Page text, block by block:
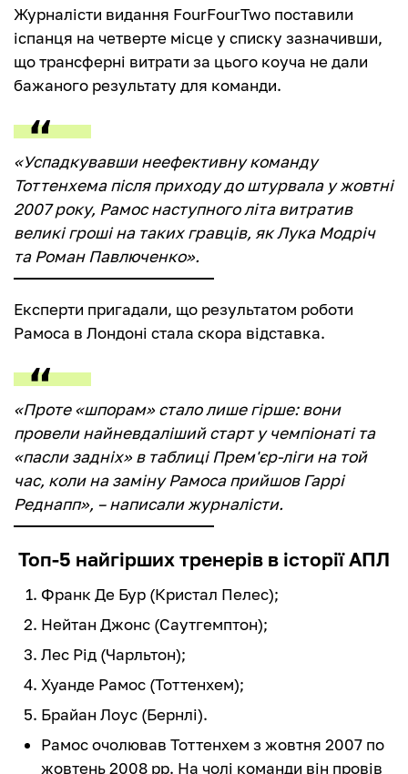
Журналісти видання FourFourTwo поставили
іспанця на четверте місце у списку зазначивши,
що трансферні витрати за цього коуча не дали
бажаного результату для команди.
«Успадкувавши неефективну команду
Тоттенхема після приходу до штурвала у жовтні
2007 року, Рамос наступного літа витратив
великі гроші на таких гравців, як Лука Модріч
та Роман Павлюченко».
Експерти пригадали, що результатом роботи
Рамоса в Лондоні стала скора відставка.
«Проте «шпорам» стало лише гірше: вони
провели найневдаліший старт у чемпіонаті та
«пасли задніх» в таблиці Прем'єр-ліги на той
час, коли на заміну Рамоса прийшов Гаррі
Реднапп», – написали журналісти.
Топ-5 найгірших тренерів в історії АПЛ
Франк Де Бур (Кристал Пелес);
Нейтан Джонс (Саутгемптон);
Лес Рід (Чарльтон);
Хуанде Рамос (Тоттенхем);
Брайан Лоус (Бернлі).
Рамос очолював Тоттенхем з жовтня 2007 по
жовтень 2008 рр. На чолі команди він провів